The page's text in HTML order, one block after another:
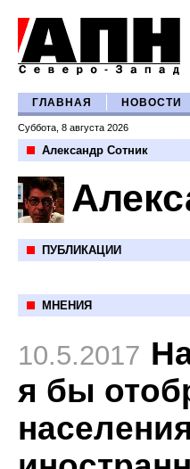
ГЛАВНАЯ НОВОСТИ
Суббота, 8 августа 2026
Александр Сотник
ПУБЛИКАЦИИ
МНЕНИЯ
10.5.2017
я бы